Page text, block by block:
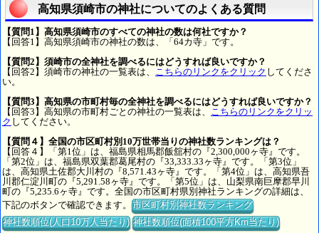
高知県須崎市の神社についてのよくある質問
【質問1】高知県須崎市のすべての神社の数は何社ですか？
【回答1】高知県須崎市の神社の数は、「64カ寺」です。
【質問2】須崎市の全神社を調べるにはどうすれば良いですか？
【回答2】須崎市の神社の一覧表は、
こちらのリンクをクリック してくださ
い。
【質問3】高知県の市町村毎の全神社を調べるにはどうすれば良いですか？
【回答3】高知県の市町村ごとの神社の一覧表は、
こちらのリンクをクリッ
ク してください。
【質問４】全国の市区町村別10万世帯当りの神社数ランキングは？
【回答４】「第1位」は、福島県相馬郡飯舘村の『2,300,000ヶ寺』です。
「第2位」は、福島県双葉郡葛尾村の『33,333.33ヶ寺』です。「第3位」
は、高知県土佐郡大川村の『8,571.43ヶ寺』です。「第4位」は、高知県吾
川郡仁淀川町の『5,291.58ヶ寺』です。「第5位」は、山梨県南巨摩郡早川
町の『5,235.6ヶ寺』です。全国の市区町村県別神社ランキングの詳細は、
下記のボタンで確認できます。市区町村別神社数ランキング
神社数順位(人口10万人当たり) 神社数順位(面積100平方Km当たり)